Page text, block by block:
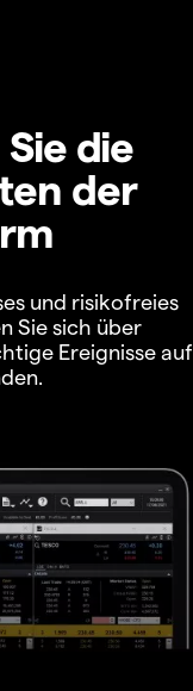
die
der
und risikofreies
Sie sich über
Ereignisse auf